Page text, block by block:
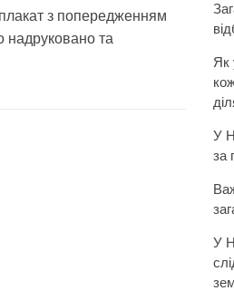
з попередженням
надруковано та
Як
У
за
У